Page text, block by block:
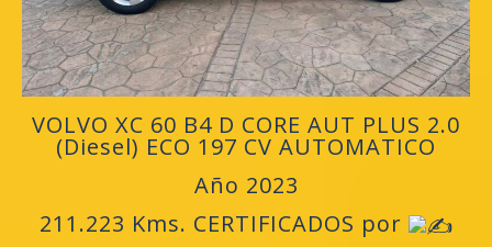
VOLVO XC 60 B4 D CORE AUT PLUS 2.0
(Diesel) ECO 197 CV AUTOMATICO
Año 2023
211.223 Kms. CERTIFICADOS por